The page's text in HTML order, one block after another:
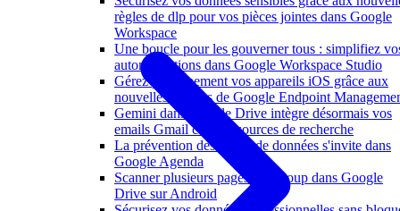
règles de dlp pour vos pièces jointes dans Google
Workspace
Une boucle pour les gouverner tous : simplifiez
automatisations dans Google Workspace Studio
Gérez plus finement vos appareils iOS grâce aux
nouvelles options de Google Endpoint
Gemini dans Google Drive intègre désormais vos
emails Gmail comme sources de recherche
La prévention des pertes de données s'invite dans
Google Agenda
Scanner plusieurs pages d'un coup dans Google
Drive sur Android